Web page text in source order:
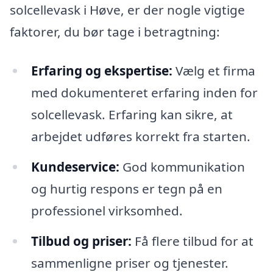
solcellevask i Høve, er der nogle vigtige
faktorer, du bør tage i betragtning:
Erfaring og ekspertise: Vælg et firma
med dokumenteret erfaring inden for
solcellevask. Erfaring kan sikre, at
arbejdet udføres korrekt fra starten.
Kundeservice: God kommunikation
og hurtig respons er tegn på en
professionel virksomhed.
Tilbud og priser: Få flere tilbud for at
sammenligne priser og tjenester.